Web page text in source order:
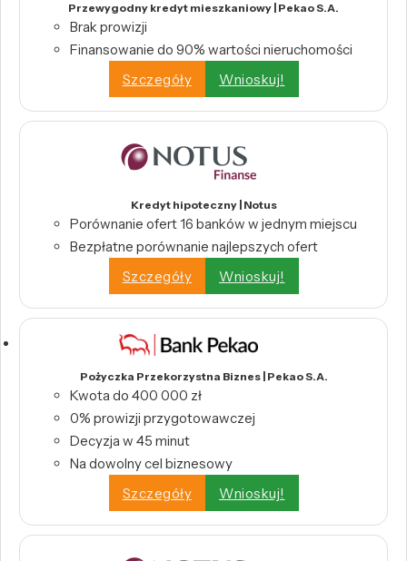
Przewygodny kredyt mieszkaniowy | Pekao S.A.
Brak prowizji
Finansowanie do 90% wartości nieruchomości
Szczegóły
Wnioskuj!
Kredyt hipoteczny | Notus
Porównanie ofert 16 banków w jednym miejscu
Bezpłatne porównanie najlepszych ofert
Szczegóły
Wnioskuj!
Pożyczka Przekorzystna Biznes | Pekao S.A.
Kwota do 400 000 zł
0% prowizji przygotowawczej
Decyzja w 45 minut
Na dowolny cel biznesowy
Szczegóły
Wnioskuj!